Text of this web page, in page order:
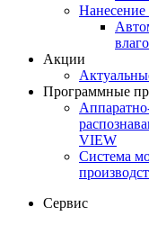
Акции
Программные
VIEW
Система
Сервис